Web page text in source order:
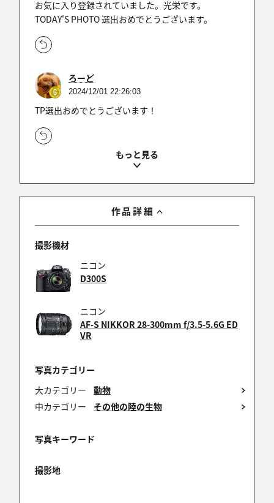
お気に入り登録されていました。光栄です。
TODAY'S PHOTO 選出おめでとうございます。
ろーど
2024/12/01 22:26:03
TP選出おめでとうございます！
2024/12/01 08:38:20
CoT3
2024/12/01 07:30:40
Today's Photo選出おめでとうございます！
2024/11/30 23:53:17
素敵なシーン、ナイスショットです(*^^)v
Hayashida
TODAY’S PHOTO！ おめでとうございます
作品詳細
撮影機材
ニコン
D300S
ニコン
AF-S NIKKOR 28-300mm f/3.5-5.6G ED
VR
写真カテゴリー
大カテゴリー
動物
中カテゴリー
その他の陸の生物
写真キーワード
撮影地